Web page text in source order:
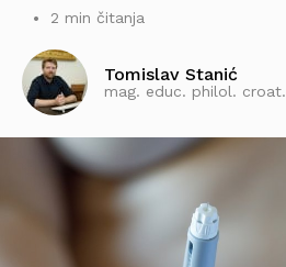
2 min čitanja
Tomislav Stanić
mag. educ. philol. croat.